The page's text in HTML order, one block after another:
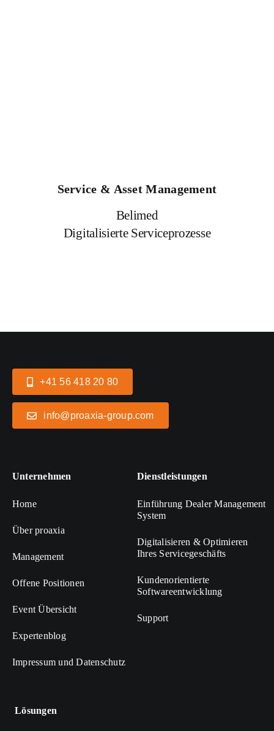
Service & Asset Management
Belimed
Digitalisierte Serviceprozesse
+41 56 418 20 80
info@proaxia-group.com
Unternehmen
Home
Über proaxia
Management
Offene Positionen
Event Übersicht
Expertenblog
Impressum und Datenschutz
Dienstleistungen
Einführung Dealer Management
System
Digitalisieren & Optimieren
Ihres Servicegeschäfts
Kundenorientierte
Softwareentwicklung
Support
Lösungen